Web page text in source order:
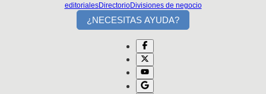
editorialesDirectorioDivisiones de negocio
¿NECESITAS AYUDA?